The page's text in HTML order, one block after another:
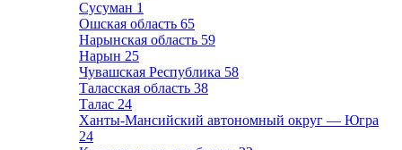
Сусуман 1
Ошская область 65
Нарынская область 59
Нарын 25
Чувашская Республика 58
Таласская область 38
Талас 24
Ханты-Мансийский автономный округ — Югра
24